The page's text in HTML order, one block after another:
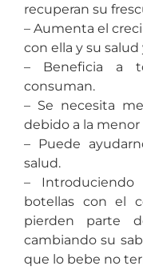
recuperan su
– Aumenta el
con ella y su salud
– Beneficia a
consuman.
– Se necesita
debido a la
– Puede
salud.
– Introduciendo
botellas con el
pierden parte
cambiando su
que lo bebe no